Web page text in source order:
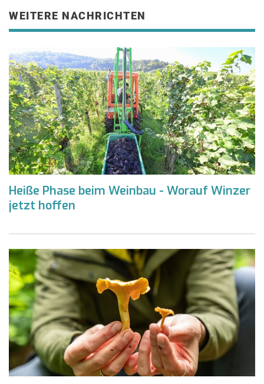
WEITERE NACHRICHTEN
Heiße Phase beim Weinbau - Worauf Winzer
jetzt hoffen